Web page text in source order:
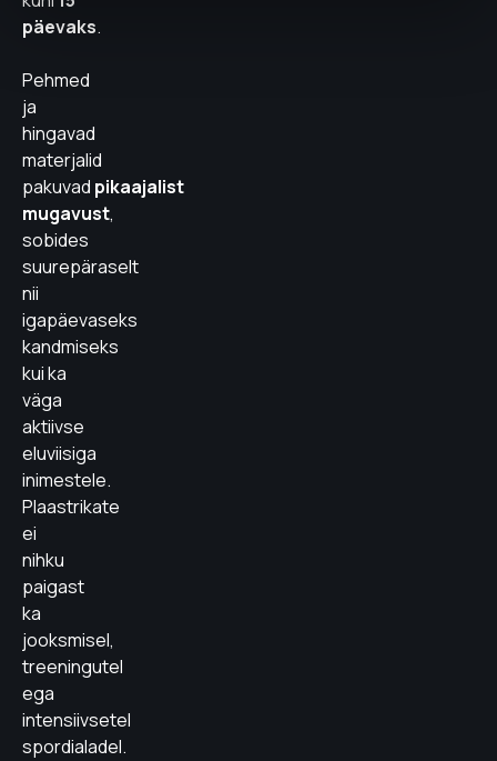
päevaks.
Pehmed
ja
hingavad
materjalid
pakuvad pikaajalist
mugavust,
sobides
suurepäraselt
nii
igapäevaseks
kandmiseks
kui ka
väga
aktiivse
eluviisiga
inimestele.
Plaastrikate
ei
nihku
paigast
ka
jooksmisel,
treeningutel
ega
intensiivsetel
spordialadel.